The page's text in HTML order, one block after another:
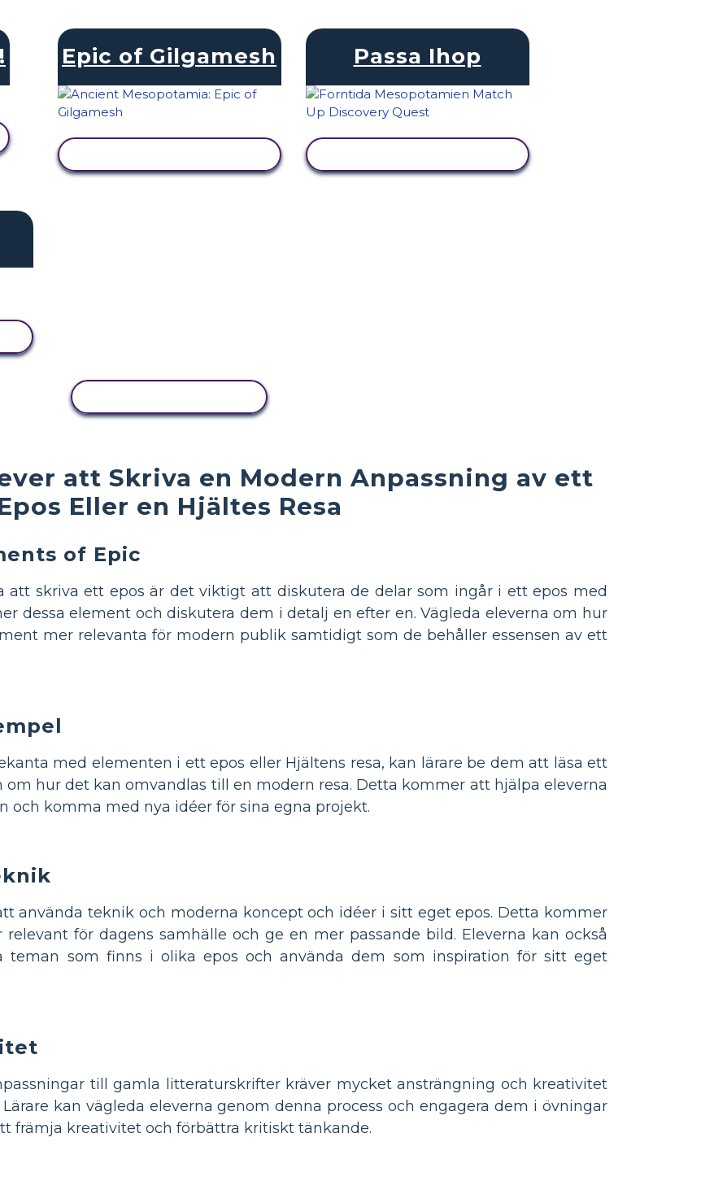
att Skriva en Modern Anpassning av ett
Eller en Hjältes Resa
of Epic
att skriva ett epos är det viktigt att diskutera de delar som ingår i ett epos med
dessa element och diskutera dem i detalj en efter en. Vägleda eleverna om hur
mer relevanta för modern publik samtidigt som de behåller essensen av ett
med elementen i ett epos eller Hjältens resa, kan lärare be dem att läsa ett
om hur det kan omvandlas till en modern resa. Detta kommer att hjälpa eleverna
och komma med nya idéer för sina egna projekt.
använda teknik och moderna koncept och idéer i sitt eget epos. Detta kommer
för dagens samhälle och ge en mer passande bild. Eleverna kan också
teman som finns i olika epos och använda dem som inspiration för sitt eget
till gamla litteraturskrifter kräver mycket ansträngning och kreativitet
kan vägleda eleverna genom denna process och engagera dem i övningar
främja kreativitet och förbättra kritiskt tänkande.
Epic of Gilgamesh Passa Ihop